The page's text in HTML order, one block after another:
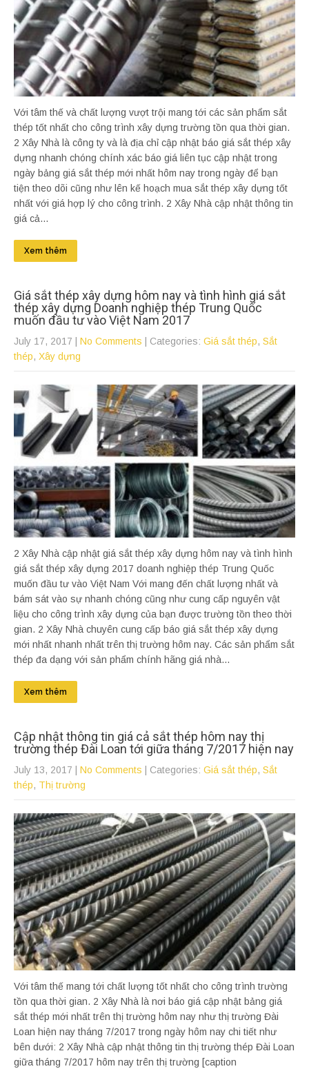
Với tâm thế và chất lượng vượt trội mang tới các sản phẩm sắt
thép tốt nhất cho công trình xây dựng trường tồn qua thời gian.
2 Xây Nhà là công ty và là địa chỉ cập nhật báo giá sắt thép xây
dựng nhanh chóng chính xác báo giá liên tục cập nhật trong
ngày bảng giá sắt thép mới nhất hôm nay trong ngày để bạn
tiện theo dõi cũng như lên kế hoạch mua sắt thép xây dựng tốt
nhất với giá hợp lý cho công trình. 2 Xây Nhà cập nhật thông tin
giá cả...
Xem thêm
Giá sắt thép xây dựng hôm nay và tình hình giá sắt
thép xây dựng Doanh nghiệp thép Trung Quốc
muốn đầu tư vào Việt Nam 2017
July 17, 2017 No Comments | Categories: Giá sắt thép, Sắt
thép, Xây dựng
2 Xây Nhà cập nhật giá sắt thép xây dựng hôm nay và tình hình
giá sắt thép xây dựng 2017 doanh nghiệp thép Trung Quốc
muốn đầu tư vào Việt Nam Với mang đến chất lượng nhất và
bám sát vào sự nhanh chóng cũng như cung cấp nguyên vật
liệu cho công trình xây dựng của bạn được trường tồn theo thời
gian. 2 Xây Nhà chuyên cung cấp báo giá sắt thép xây dựng
mới nhất nhanh nhất trên thị trường hôm nay. Các sản phẩm sắt
thép đa dạng với sản phẩm chính hãng giá nhà...
Xem thêm
Cập nhật thông tin giá cả sắt thép hôm nay thị
trường thép Đài Loan tới giữa tháng 7/2017 hiện nay
July 13, 2017 No Comments | Categories: Giá sắt thép, Sắt
thép, Thị trường
Với tâm thế mang tới chất lượng tốt nhất cho công trình trường
tồn qua thời gian. 2 Xây Nhà là nơi báo giá cập nhật bảng giá
sắt thép mới nhất trên thị trường hôm nay như thị trường Đài
Loan hiện nay tháng 7/2017 trong ngày hôm nay chi tiết như
bên dưới: 2 Xây Nhà cập nhật thông tin thị trường thép Đài Loan
giữa tháng 7/2017 hôm nay trên thị trường [caption